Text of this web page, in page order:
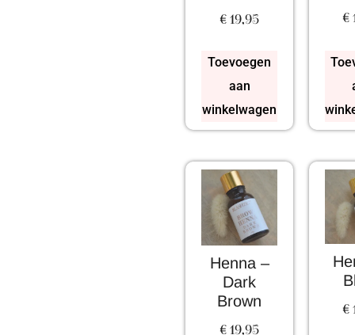
€19,95
Toevoegen
aan
winkelwagen
€
Henna –
Dark
Brown
€19,95
€